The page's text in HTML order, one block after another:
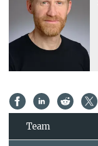
Team